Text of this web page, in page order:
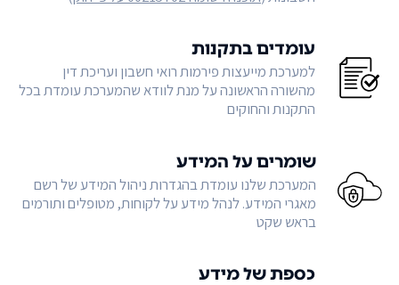
עומדים בתקנות
למערכת מייעצות פירמות רואי חשבון ועריכת דין
מהשורה הראשונה על מנת לוודא שהמערכת עומדת בכל
התקנות והחוקים
שומרים על המידע
המערכת שלנו עומדת בהגדרות ניהול המידע של רשם
מאגרי המידע. לנהל מידע על לקוחות, מטופלים ותורמים
בראש שקט
כספת של מידע